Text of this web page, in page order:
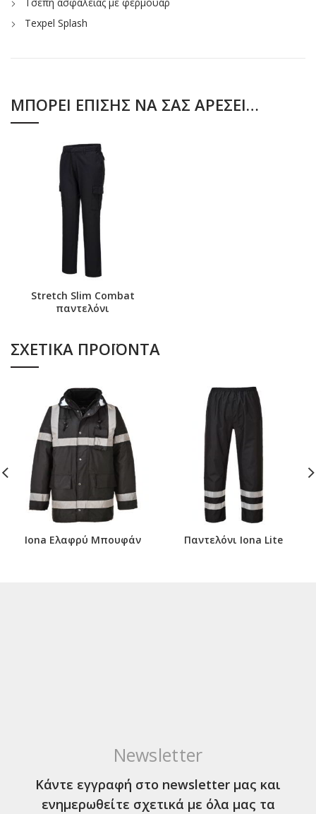
Texpel Splash
ΜΠΟΡΕΊ ΕΠΊΣΗΣ ΝΑ ΣΑΣ ΑΡΈΣΕΙ…
Stretch Slim Combat
παντελόνι
ΣΧΕΤΙΚΆ ΠΡΟΪΌΝΤΑ
Iona Ελαφρύ Μπουφάν Παντελόνι Iona Lite
Newsletter
Κάντε εγγραφή στο newsletter μας και
ενημερωθείτε σχετικά με όλα μας τα